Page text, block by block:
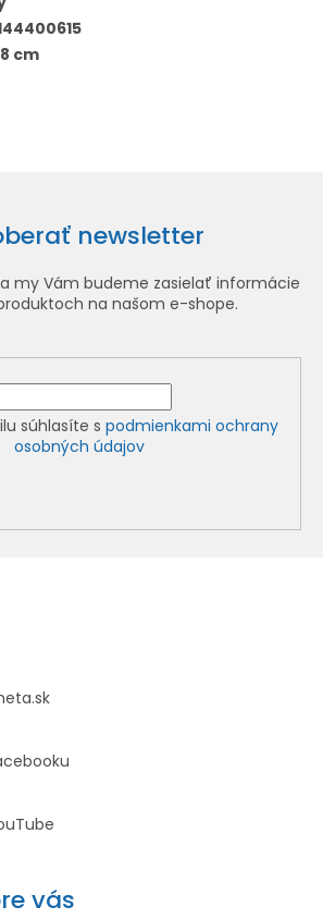
cm
newsletter
my Vám budeme zasielať informácie
na našom e-shope.
súhlasíte s podmienkami ochrany
osobných údajov
vás